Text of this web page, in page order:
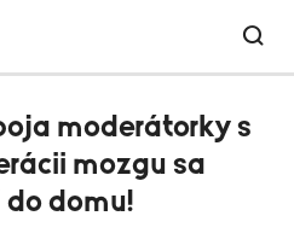
moderátorky s
mozgu sa
domu!